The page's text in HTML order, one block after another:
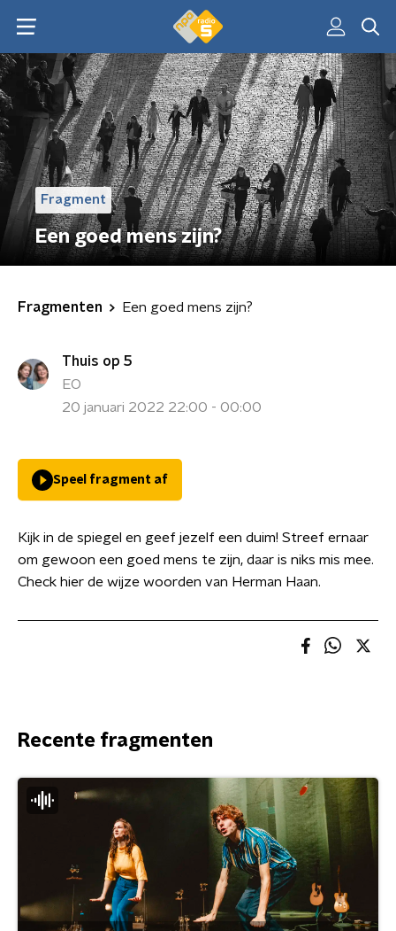
Fragment
Een goed mens zijn?
Fragmenten Een goed mens zijn?
Thuis op 5
EO
20 januari 2022 22:00 - 00:00
Speel fragment af
Kijk in de spiegel en geef jezelf een duim! Streef ernaar
om gewoon een goed mens te zijn, daar is niks mis mee.
Check hier de wijze woorden van Herman Haan.
Recente fragmenten